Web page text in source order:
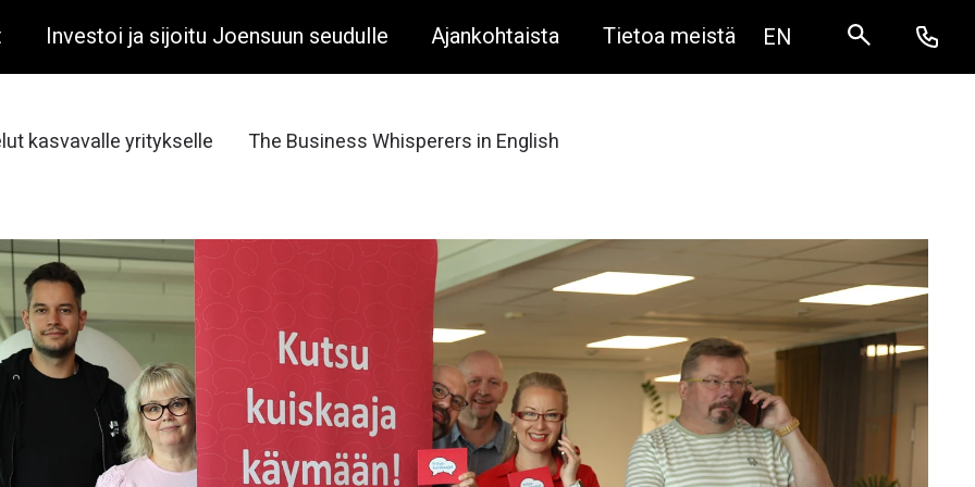
Investoi ja sijoitu Joensuun seudulle Ajankohtaista Tietoa meistä EN
kasvavalle yritykselle The Business Whisperers in English